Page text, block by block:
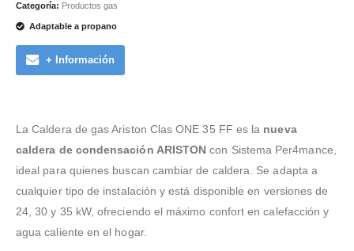
Categoría: Productos gas
Adaptable a propano
+ Información
La Caldera de gas Ariston Clas ONE 35 FF es la nueva
caldera de condensación ARISTON con Sistema Per4mance,
ideal para quienes buscan cambiar de caldera. Se adapta a
cualquier tipo de instalación y está disponible en versiones de
24, 30 y 35 kW, ofreciendo el máximo confort en calefacción y
agua caliente en el hogar.